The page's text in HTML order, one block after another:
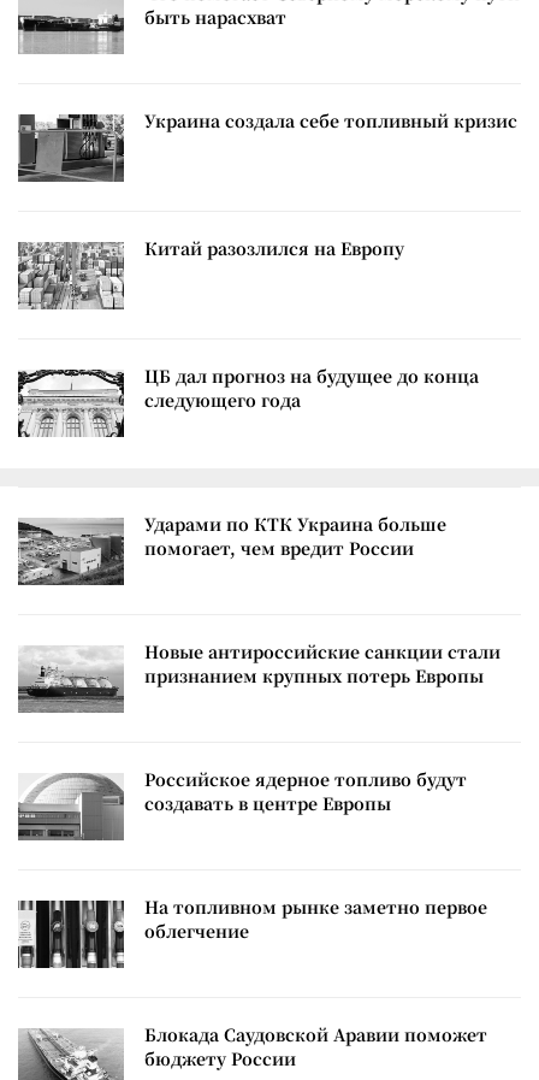
быть нарасхват
Украина создала себе топливный кризис
Китай разозлился на Европу
ЦБ дал прогноз на будущее до конца
следующего года
Ударами по КТК Украина больше
помогает, чем вредит России
Новые антироссийские санкции стали
признанием крупных потерь Европы
Российское ядерное топливо будут
создавать в центре Европы
На топливном рынке заметно первое
облегчение
Блокада Саудовской Аравии поможет
бюджету России